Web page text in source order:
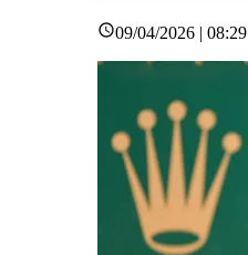
09/04/2026 | 08:29